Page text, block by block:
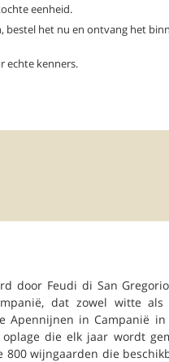
eenheid.
bestel het nu en ontvang het
echte kenners.
door Feudi di San
dat zowel witte
Apennijnen in Campanië
die elk jaar wordt
800 wijngaarden die